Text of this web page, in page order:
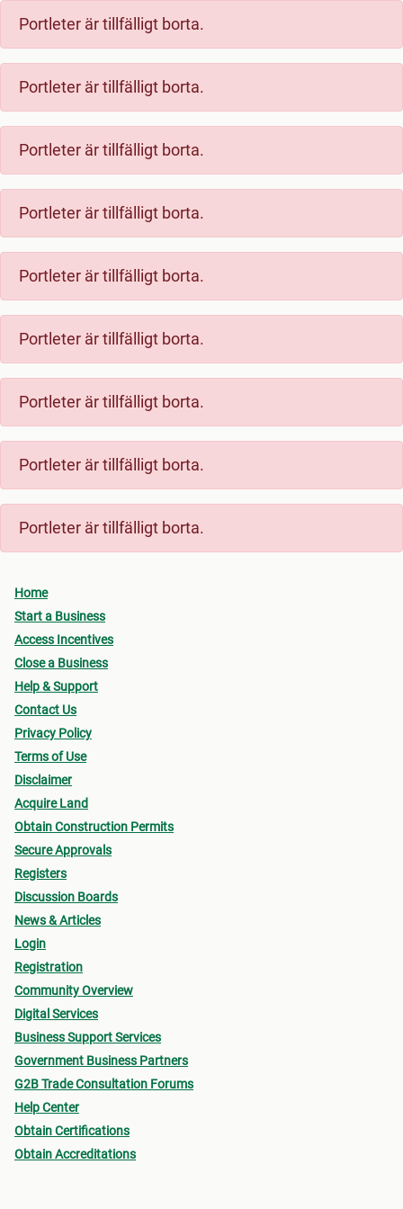
Sök
Portleter är tillfälligt borta.
Portleter är tillfälligt borta.
Portleter är tillfälligt borta.
Portleter är tillfälligt borta.
Portleter är tillfälligt borta.
Portleter är tillfälligt borta.
Portleter är tillfälligt borta.
Portleter är tillfälligt borta.
Portleter är tillfälligt borta.
Home
Start a Business
Access Incentives
Close a Business
Help & Support
Contact Us
Privacy Policy
Terms of Use
Disclaimer
Acquire Land
Obtain Construction Permits
Secure Approvals
Registers
Discussion Boards
News & Articles
Login
Registration
Community Overview
Digital Services
Business Support Services
Government Business Partners
G2B Trade Consultation Forums
Help Center
Obtain Certifications
Obtain Accreditations